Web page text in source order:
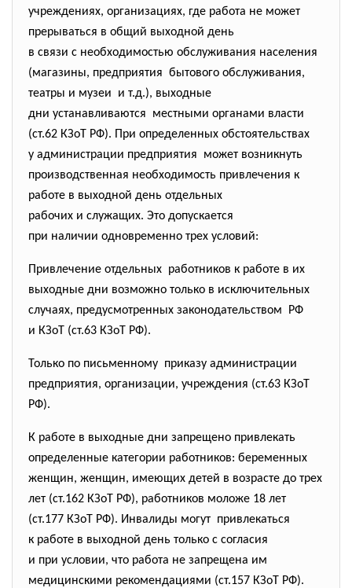
учреждениях, организациях, где работа не может
прерываться в общий выходной день
в связи с необходимостью обслуживания населения
(магазины, предприятия бытового обслуживания,
театры и музеи и т.д.), выходные
дни устанавливаются местными органами власти
(ст.62 КЗоТ РФ). При определенных обстоятельствах
у администрации предприятия может возникнуть
производственная необходимость привлечения к
работе в выходной день отдельных
рабочих и служащих. Это допускается
при наличии одновременно трех условий:
Привлечение отдельных работников к работе в их
выходные дни возможно только в исключительных
случаях, предусмотренных законодательством РФ
и КЗоТ (ст.63 КЗоТ РФ).
Только по письменному приказу администрации
предприятия, организации, учреждения (ст.63 КЗоТ
РФ).
К работе в выходные дни запрещено привлекать
определенные категории работников: беременных
женщин, женщин, имеющих детей в возрасте до трех
лет (ст.162 КЗоТ РФ), работников моложе 18 лет
(ст.177 КЗоТ РФ). Инвалиды могут привлекаться
к работе в выходной день только с согласия
и при условии, что работа не запрещена им
медицинскими рекомендациями (ст.157 КЗоТ РФ).